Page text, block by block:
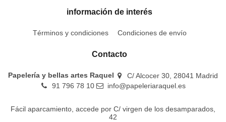
información de interés
Términos y condiciones Condiciones de envío
Contacto
Papelería y bellas artes Raquel
C/ Alcocer 30, 28041 Madrid
91 796 78 10
info@papeleriaraquel.es
Fácil aparcamiento, accede por C/ virgen de los desamparados,
42